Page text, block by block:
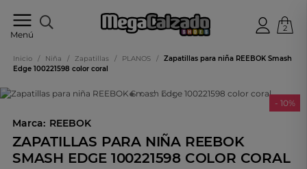
Menú
online
2
Inicio / Niña / Zapatillas / PLANOS /
Zapatillas para niña REEBOK Smash
Edge 100221598 color coral
- 10%
Marca: REEBOK
ZAPATILLAS PARA NIÑA REEBOK
SMASH EDGE 100221598 COLOR CORAL